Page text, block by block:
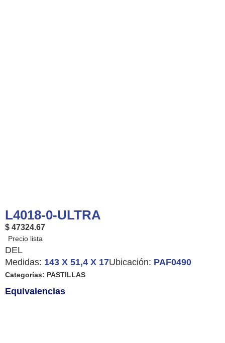
L4018-0-ULTRA
$ 47324.67
DEL
Medidas: 143 X 51,4 X 17Ubicación: PAF0490
Categorías: PASTILLAS
Equivalencias